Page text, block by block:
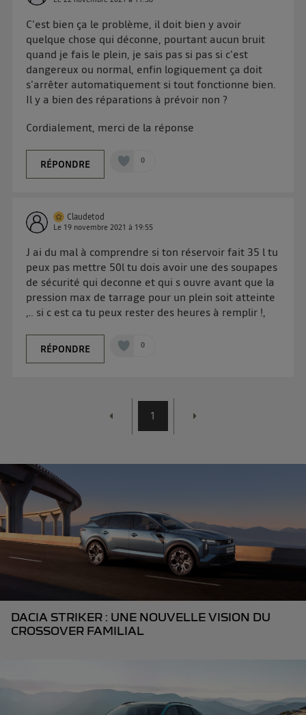
C'est bien ça le problème, il doit bien y avoir
quelque chose qui déconne, pourtant aucun bruit
quand je fais le plein, je sais pas si pas si c'est
dangereux ou normal, enfin logiquement ça doit
s'arrêter automatiquement si tout fonctionne bien.
Il y a bien des réparations à prévoir non ?
Cordialement, merci de la réponse
RÉPONDRE 0
Claudetod
Le 19 novembre 2021 à 19:55
J ai du mal à comprendre si ton réservoir fait 35 l tu
peux pas mettre 50l tu dois avoir une des soupapes
de sécurité qui deconne et qui s ouvre avant que la
pression max de tarrage pour un plein soit atteinte
,.. si c est ca tu peux rester des heures à remplir !,
RÉPONDRE 0
1
DACIA STRIKER : UNE NOUVELLE VISION DU
CROSSOVER FAMILIAL